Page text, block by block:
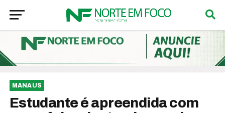
MANAUS
Estudante é apreendida com